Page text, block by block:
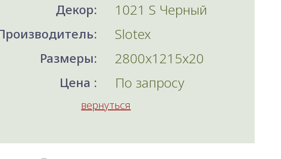
Декор:
1021 S Черный
Slotex
Размеры: 2800x1215x20
Цена : По запросу
вернуться